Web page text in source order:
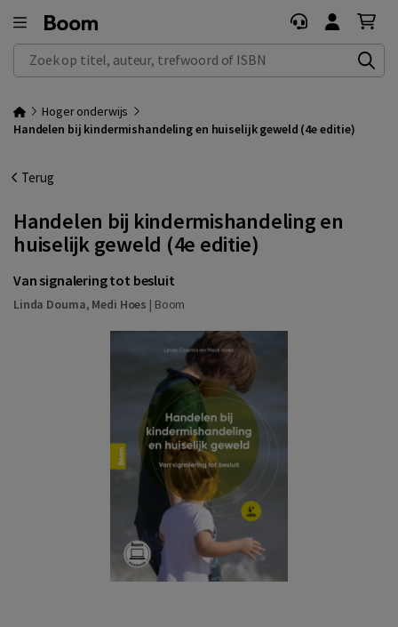
Zoek op titel, auteur, trefwoord of ISBN
Hoger onderwijs
Handelen bij kindermishandeling en huiselijk geweld (4e editie)
Terug
Handelen bij kindermishandeling en
huiselijk geweld (4e editie)
Van signalering tot besluit
Linda Douma, Medi Hoes | Boom